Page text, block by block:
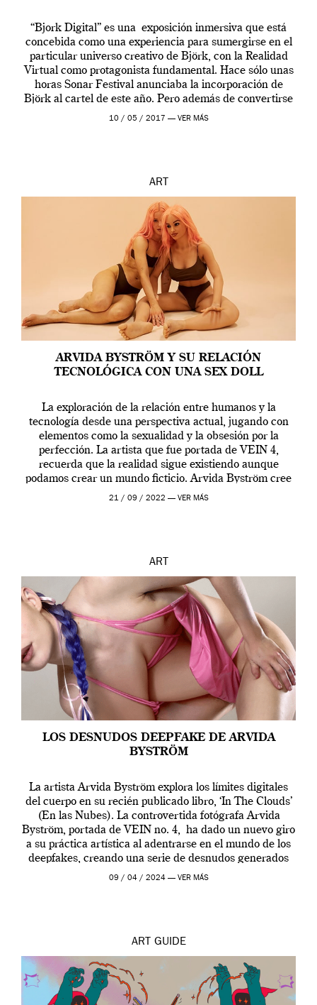
“Bjork Digital” es una exposición inmersiva que está
concebida como una experiencia para sumergirse en el
particular universo creativo de Björk, con la Realidad
Virtual como protagonista fundamental. Hace sólo unas
horas Sonar Festival anunciaba la incorporación de
Björk al cartel de este año. Pero además de convertirse
en una de las actuaciones más relevantes […]
10 / 05 / 2017 — VER MÁS
ART
ARVIDA BYSTRÖM Y SU RELACIÓN
TECNOLÓGICA CON UNA SEX DOLL
La exploración de la relación entre humanos y la
tecnología desde una perspectiva actual, jugando con
elementos como la sexualidad y la obsesión por la
perfección. La artista que fue portada de VEIN 4,
recuerda que la realidad sigue existiendo aunque
podamos crear un mundo ficticio. Arvida Byström cree
que los humanos tienen un complejo […]
21 / 09 / 2022 — VER MÁS
ART
LOS DESNUDOS DEEPFAKE DE ARVIDA
BYSTRÖM
La artista Arvida Byström explora los límites digitales
del cuerpo en su recién publicado libro, ‘In The Clouds’
(En las Nubes). La controvertida fotógrafa Arvida
Byström, portada de VEIN no. 4, ha dado un nuevo giro
a su práctica artística al adentrarse en el mundo de los
deepfakes, creando una serie de desnudos generados
por […]
09 / 04 / 2024 — VER MÁS
ART GUIDE